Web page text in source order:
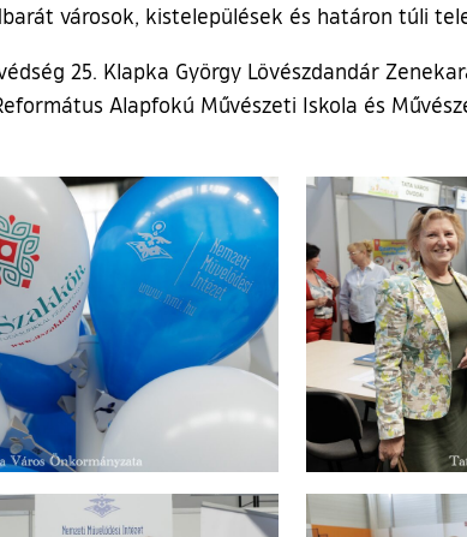
városok, kistelepülések és határon túli
25. Klapka György Lövészdandár
Alapfokú Művészeti Iskola és